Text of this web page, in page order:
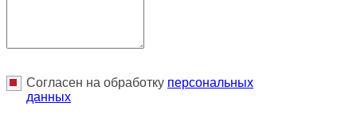
Согласен на обработку персональныx
данных